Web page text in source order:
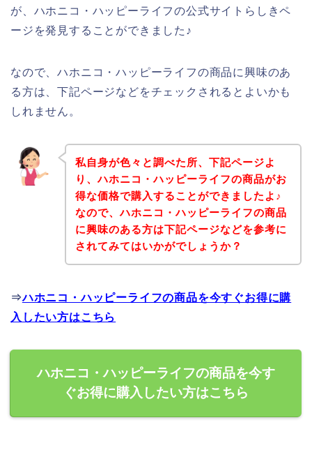
が、ハホニコ・ハッピーライフの公式サイトらしきペ
ージを発見することができました♪
なので、ハホニコ・ハッピーライフの商品に興味のあ
る方は、下記ページなどをチェックされるとよいかも
しれません。
私自身が色々と調べた所、下記ページよ
り、ハホニコ・ハッピーライフの商品がお
得な価格で購入することができましたよ♪
なので、ハホニコ・ハッピーライフの商品
に興味のある方は下記ページなどを参考に
されてみてはいかがでしょうか？
⇒ハホニコ・ハッピーライフの商品を今すぐお得に購
入したい方はこちら
ハホニコ・ハッピーライフの商品を今す
ぐお得に購入したい方はこちら